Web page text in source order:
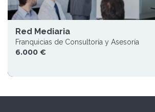
Red Mediaria
Franquicias de Consultoría y Asesoría
6.000 €